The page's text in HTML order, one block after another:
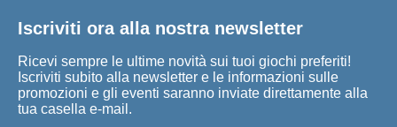
Iscriviti ora alla nostra newsletter
Ricevi sempre le ultime novità sui tuoi giochi preferiti!
Iscriviti subito alla newsletter e le informazioni sulle
promozioni e gli eventi saranno inviate direttamente alla
tua casella e-mail.